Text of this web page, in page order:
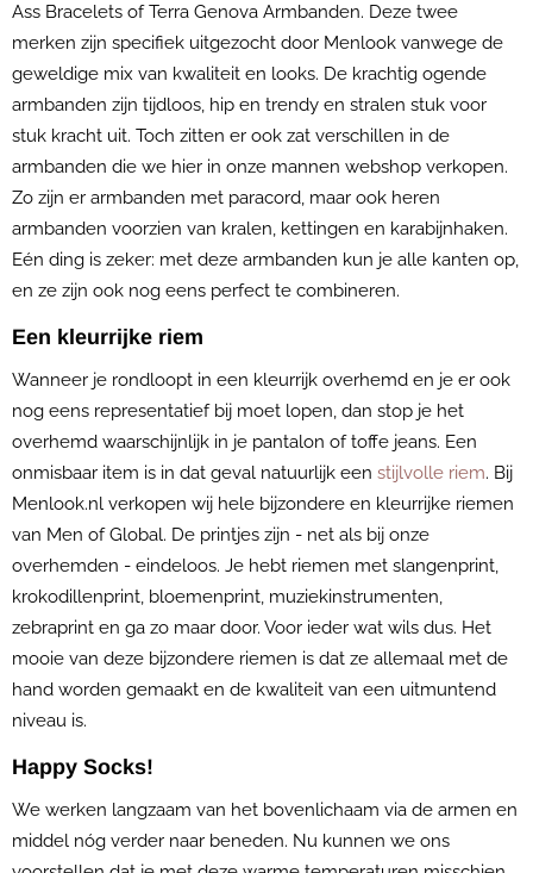
Ass Bracelets of Terra Genova Armbanden. Deze twee
merken zijn specifiek uitgezocht door Menlook vanwege de
geweldige mix van kwaliteit en looks. De krachtig ogende
armbanden zijn tijdloos, hip en trendy en stralen stuk voor
stuk kracht uit. Toch zitten er ook zat verschillen in de
armbanden die we hier in onze mannen webshop verkopen.
Zo zijn er armbanden met paracord, maar ook heren
armbanden voorzien van kralen, kettingen en karabijnhaken.
Eén ding is zeker: met deze armbanden kun je alle kanten op,
en ze zijn ook nog eens perfect te combineren.
Een kleurrijke riem
Wanneer je rondloopt in een kleurrijk overhemd en je er ook
nog eens representatief bij moet lopen, dan stop je het
overhemd waarschijnlijk in je pantalon of toffe jeans. Een
onmisbaar item is in dat geval natuurlijk een stijlvolle riem. Bij
Menlook.nl verkopen wij hele bijzondere en kleurrijke riemen
van Men of Global. De printjes zijn - net als bij onze
overhemden - eindeloos. Je hebt riemen met slangenprint,
krokodillenprint, bloemenprint, muziekinstrumenten,
zebraprint en ga zo maar door. Voor ieder wat wils dus. Het
mooie van deze bijzondere riemen is dat ze allemaal met de
hand worden gemaakt en de kwaliteit van een uitmuntend
niveau is.
Happy Socks!
We werken langzaam van het bovenlichaam via de armen en
middel nóg verder naar beneden. Nu kunnen we ons